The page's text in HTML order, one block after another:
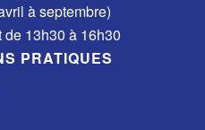
à septembre)
de 13h30 à 16h30
PRATIQUES